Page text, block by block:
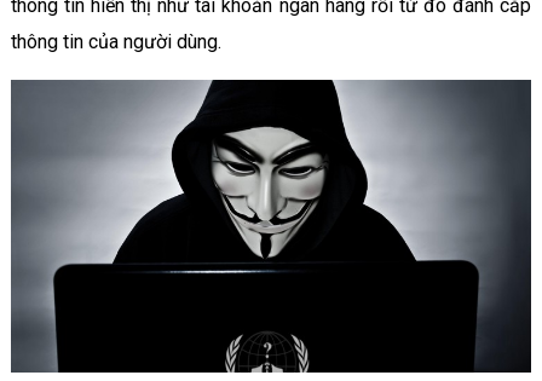
thông tin hiển thị như tài khoản ngân hàng rồi từ đó đánh cắp
thông tin của người dùng.